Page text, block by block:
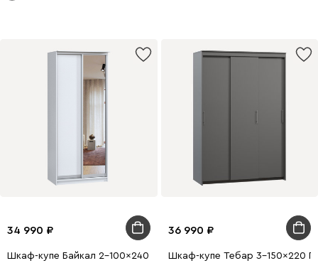
34 990
Шкаф-купе Байкал 2-100x240 Белый с зеркалом
36 990
Шкаф-купе Тебар 3-150x220